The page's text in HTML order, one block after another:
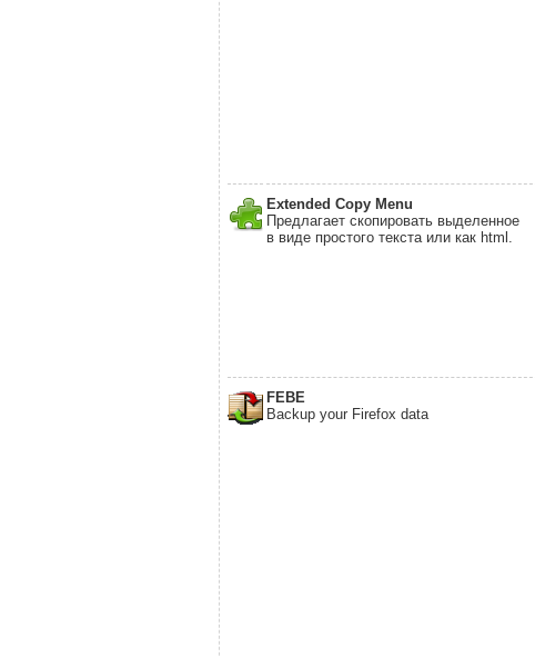
Extended Copy Menu
Предлагает скопировать выделенное
в виде простого текста или как html.
FEBE
Backup your Firefox data